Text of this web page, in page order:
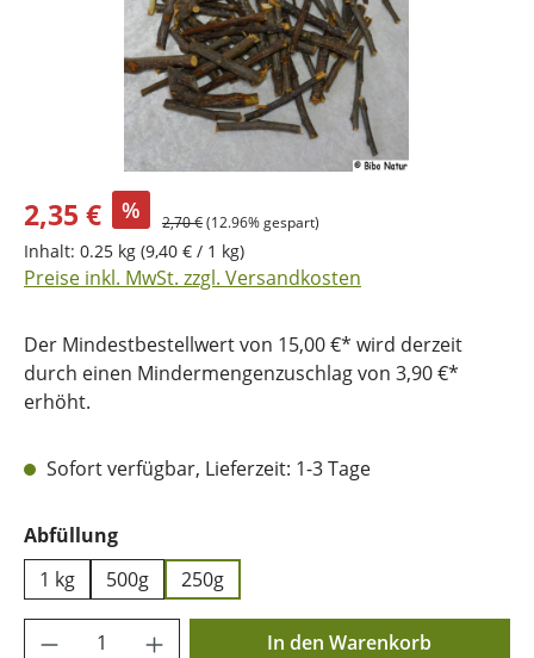
2,35 € % 2,70 €(12.96% gespart)
Inhalt: 0.25 kg (9,40 € / 1 kg)
Preise inkl. MwSt. zzgl. Versandkosten
Der Mindestbestellwert von 15,00 €* wird derzeit
durch einen Mindermengenzuschlag von 3,90 €*
erhöht.
Sofort verfügbar, Lieferzeit: 1-3 Tage
Abfüllungauswählen
1 kg
500g 250g
Produkt Anzahl: Gib den gewünschten
In den Warenkorb